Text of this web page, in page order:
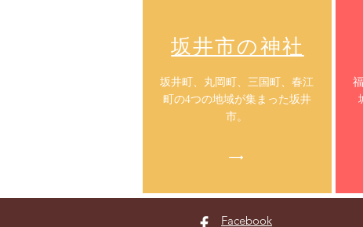
​坂井市の神社
​坂井町、丸岡町、三国町、春江
町の4つの地域が集まった坂井
市。
Facebook